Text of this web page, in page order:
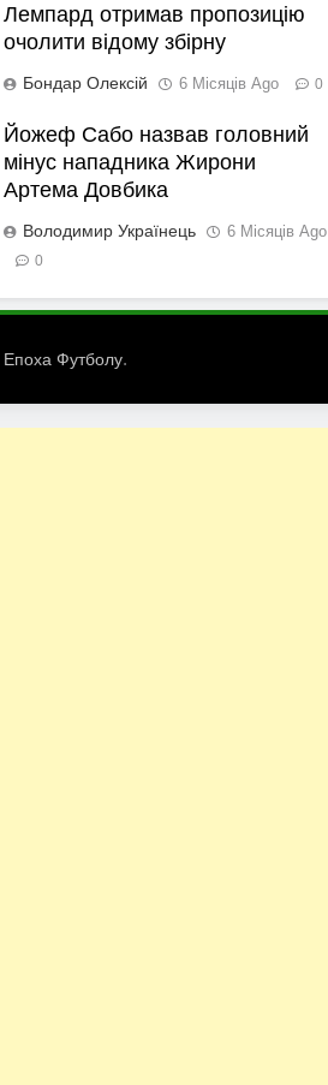
Лемпард отримав пропозицію
очолити відому збірну
Бондар Олексій 6 Місяців Ago 0
Йожеф Сабо назвав головний
мінус нападника Жирони
Артема Довбика
Володимир Українець 6 Місяців Ago
0
Епоха Футболу.